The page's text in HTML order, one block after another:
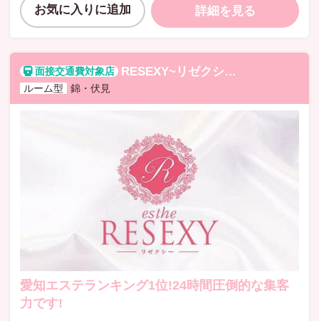
お気に入りに追加 詳細を見る
RESEXY~リゼクシー~
ルーム型
錦・伏見
愛知エステランキング1位!24時間圧倒的な集客
力です!